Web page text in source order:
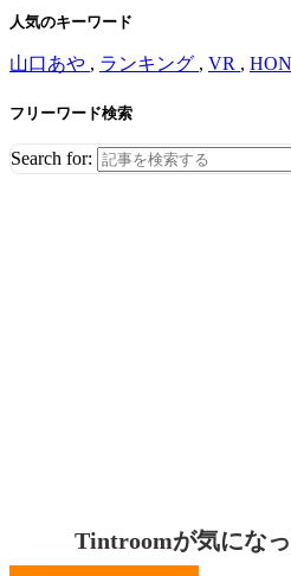
人気のキーワード
山口あや , ランキング , VR ,
フリーワード検索
Search for:
Tintroomが気にな